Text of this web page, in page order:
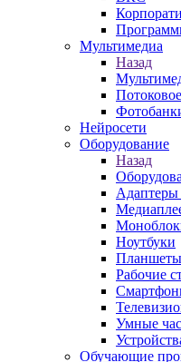
Мультимедиа
Назад
Нейросети
Оборудование
Назад
Адаптеры
Ноутбуки
Планшеты
Рабочие
Умные
Обучающие